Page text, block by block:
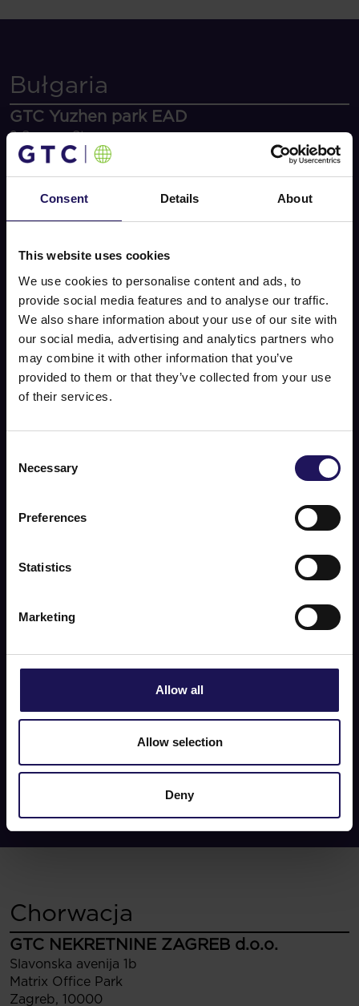
Consent Details About
This website uses cookies
We use cookies to personalise content and ads, to
provide social media features and to analyse our traffic.
We also share information about your use of our site with
our social media, advertising and analytics partners who
may combine it with other information that you’ve
provided to them or that they’ve collected from your use
of their services.
Selection
Necessary
Preferences
Statistics
Marketing
Allow all
Allow selection
Deny
Bułgaria
GTC Yuzhen park EAD
2 Samara Str.
Advance Business Center 2
office.bg@gtcgroup.com
Linked In
Dyrektor Wykonawczy
Najem powierzchni biurowych
maria.romanova@gtcgroup.com
Najem powierzchni handlowych
rumyana.ivanova@gtcgroup.com
Chorwacja
GTC NEKRETNINE ZAGREB d.o.o.
Slavonska avenija 1b
Matrix Office Park
Zagreb, 10000